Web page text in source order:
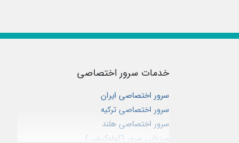
خدمات سرور اختصاصی
سرور اختصاصی ایران
سرور اختصاصی ترکیه
سرور اختصاصی هلند
میزبانی سرور (کولوکیشن)